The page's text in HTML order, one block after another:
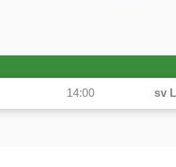
14:00 sv